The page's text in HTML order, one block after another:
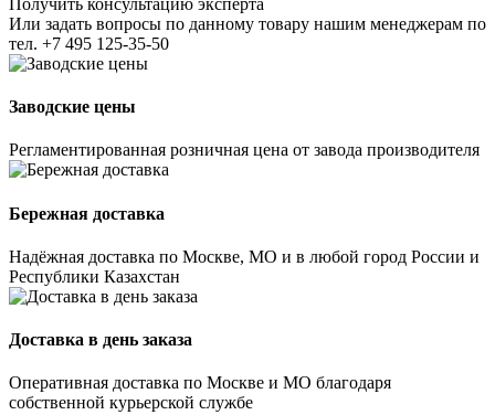
Или задать вопросы по данному товару нашим менеджерам по
тел. +7 495 125-35-50
Заводские цены
Регламентированная розничная цена от завода производителя
Бережная доставка
Надёжная доставка по Москве, МО и в любой город России и
Республики Казахстан
Доставка в день заказа
Оперативная доставка по Москве и МО благодаря
собственной курьерской службе